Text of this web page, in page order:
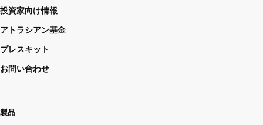
投資家向け情報
アトラシアン基金
プレスキット
お問い合わせ
製品